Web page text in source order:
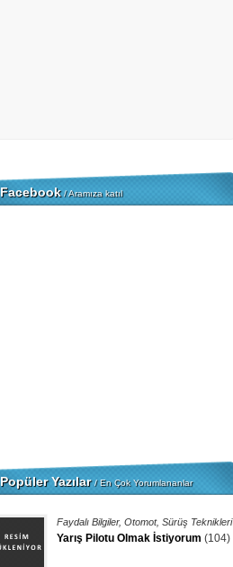
Facebook/ Aramıza katıl
Popüler Yazılar/ En Çok Yorumlananlar
Faydalı Bilgiler, Otomot, Sürüş Teknikleri
Yarış Pilotu Olmak İstiyorum (104)